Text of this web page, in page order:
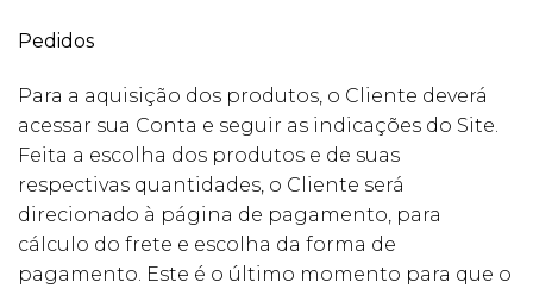
Pedidos
Para a aquisição dos produtos, o Cliente deverá
acessar sua Conta e seguir as indicações do Site.
Feita a escolha dos produtos e de suas
respectivas quantidades, o Cliente será
direcionado à página de pagamento, para
cálculo do frete e escolha da forma de
pagamento. Este é o último momento para que o